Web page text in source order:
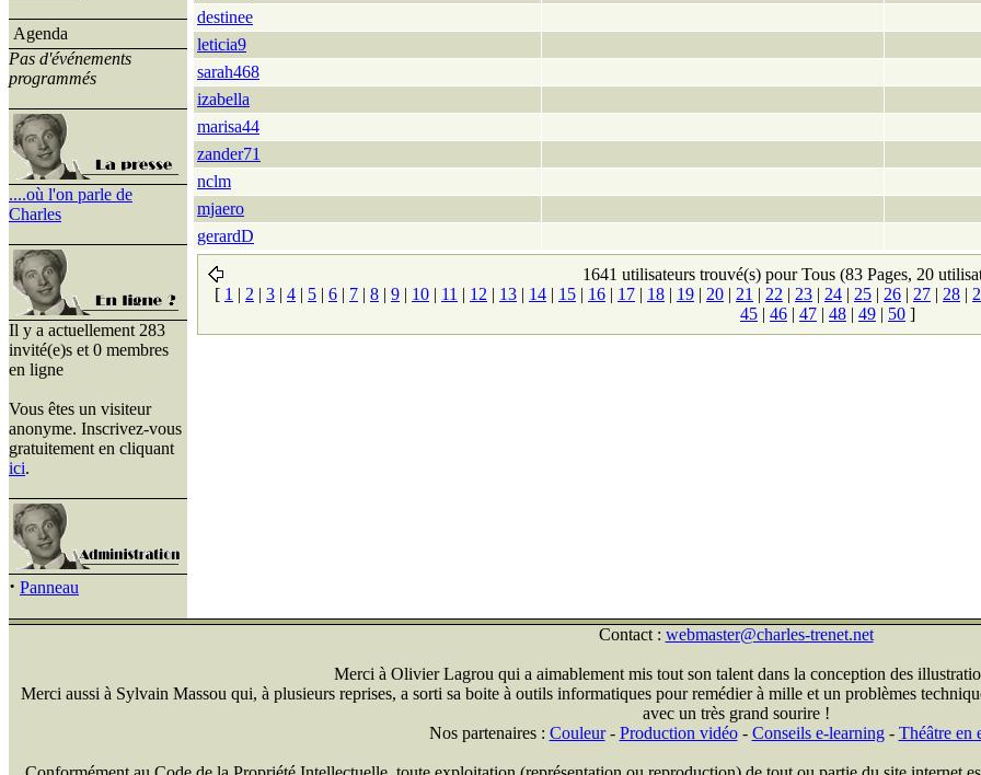
Agenda
Pas d'événements
programmés
....où l'on parle de
Charles
Il y a actuellement 283
invité(e)s et 0 membres
en ligne
Vous êtes un visiteur
anonyme. Inscrivez-vous
gratuitement en cliquant
ici.
· Panneau
destinee
leticia9
sarah468
izabella
marisa44
zander71
nclm
mjaero
gerardD
1641 utilisateurs trouvé(s) pour Tous (83 Pages, 20
[ 1 | 2 | 3 | 4 | 5 | 6 | 7 | 8 | 9 | 10 | 11 | 12 | 13 | 14 | 15 | 16 | 17 | 18 | 19 | 20 | 21 | 22 | 23 | 24 | 25 | 26 | 27 | 28 |
45 | 46 | 47 | 48 | 49 | 50 ]
Contact : webmaster@charles-trenet.net
Merci à Olivier Lagrou qui a aimablement mis tout son talent dans la conception des
Merci aussi à Sylvain Massou qui, à plusieurs reprises, a sorti sa boite à outils informatiques pour remédier à mille et un problèmes
avec un très grand sourire !
Nos partenaires : Couleur- Production vidéo- Conseils e-learning- Théâtre en